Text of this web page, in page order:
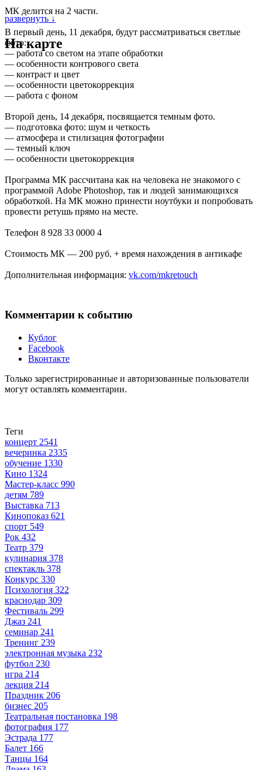
МК делится на 2 части.
В первый день, 11 декабря, будут рассматриваться светлые
фото:
— работа со светом на этапе обработки
— особенности контрового света
— контраст и цвет
— особенности цветокоррекция
— работа с фоном
Второй день, 14 декабря, посвящается темным фото.
— подготовка фото: шум и четкость
— атмосфера и стилизация фотографии
— темный ключ
— особенности цветокоррекция
Программа МК рассчитана как на человека не знакомого с
программой Adobe Photoshop, так и людей занимающихся
обработкой. На МК можно принести ноутбуки и попробовать
провести ретушь прямо на месте.
Телефон 8 928 33 0000 4
Стоимость МК — 200 руб. + время нахождения в антикафе
Дополнительная информация: vk.com/mkretouch
развернуть ↓
На карте
Комментарии к событию
Кублог
Facebook
Вконтакте
Только зарегистрированные и авторизованные пользователи
могут оставлять комментарии.
Теги
концерт 2541
вечеринка 2335
обучение 1330
Кино 1324
Мастер-класс 990
детям 789
Выставка 713
Кинопоказ 621
спорт 549
Рок 432
Театр 379
кулинария 378
спектакль 378
Конкурс 330
Психология 322
краснодар 309
Фестиваль 299
Джаз 241
семинар 241
Тренинг 239
электронная музыка 232
футбол 230
игра 214
лекция 214
Праздник 206
бизнес 205
Театральная постановка 198
фотография 177
Эстрада 177
Балет 166
Танцы 164